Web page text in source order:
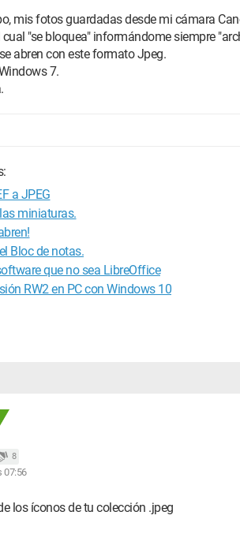
mis fotos guardadas desde mi cámara
cual "se bloquea" informándome siempre
abren con este formato Jpeg.
7.
a JPEG
miniaturas.
Bloc de notas.
que no sea LibreOffice
RW2 en PC con Windows 10
8
07:56
los íconos de tu colección .jpeg